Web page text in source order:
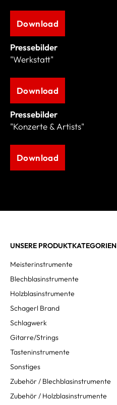
Download
Pressebilder
"Werkstatt"
Download
Pressebilder
"Konzerte & Artists"
Download
UNSERE PRODUKTKATEGORIEN
Meisterinstrumente
Blechblasinstrumente
Holzblasinstrumente
Schagerl Brand
Schlagwerk
Gitarre/Strings
Tasteninstrumente
Sonstiges
Zubehör / Blechblasinstrumente
Zubehör / Holzblasinstrumente